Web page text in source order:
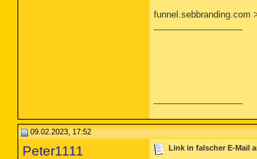
funnel.sebbranding.com
09.02.2023, 17:52
Peter1111 Link in falscher E-Mail